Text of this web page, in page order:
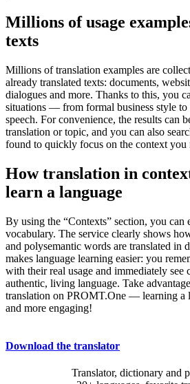
Millions of usage
texts
Millions of translation examples are
already translated texts: documents,
dialogues and more. Thanks to this, you
situations — from formal business style
speech. For convenience, the results can
translation or topic, and you can also
found to quickly focus on the context you
How translation in
learn a language
By using the “Contexts” section, you
vocabulary. The service clearly shows
and polysemantic words are translated in
makes language learning easier: you
with their real usage and immediately see
authentic, living language. Take
translation on PROMT.One — learning a
and more engaging!
Download the translator
Translator, dictionary and